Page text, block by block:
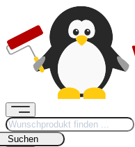
Suchen